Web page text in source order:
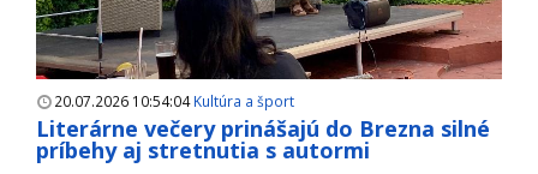
20.07.2026 10:54:04Kultúra a šport
Literárne večery prinášajú do Brezna silné
príbehy aj stretnutia s autormi